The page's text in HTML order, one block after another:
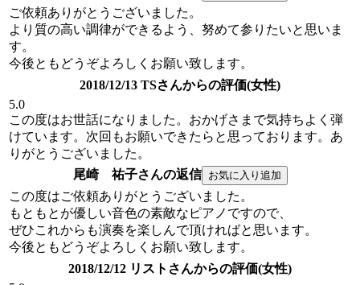
ご依頼ありがとうございました。
より質の高い調律ができるよう、努めて参りたいと思いま
す。
今後ともどうぞよろしくお願い致します。
2018/12/13 TSさんからの評価(女性)
5.0
この度はお世話になりました。おかげさまで気持ちよく弾
けています。次回もお願いできたらと思っております。あ
りがとうございました。
尾崎 祐子さんの返信
この度はご依頼ありがとうございました。
もともとが優しい音色の素敵なピアノですので、
ぜひこれからも演奏を楽しんで頂ければと思います。
今後ともどうぞよろしくお願い致します。
2018/12/12 リストさんからの評価(女性)